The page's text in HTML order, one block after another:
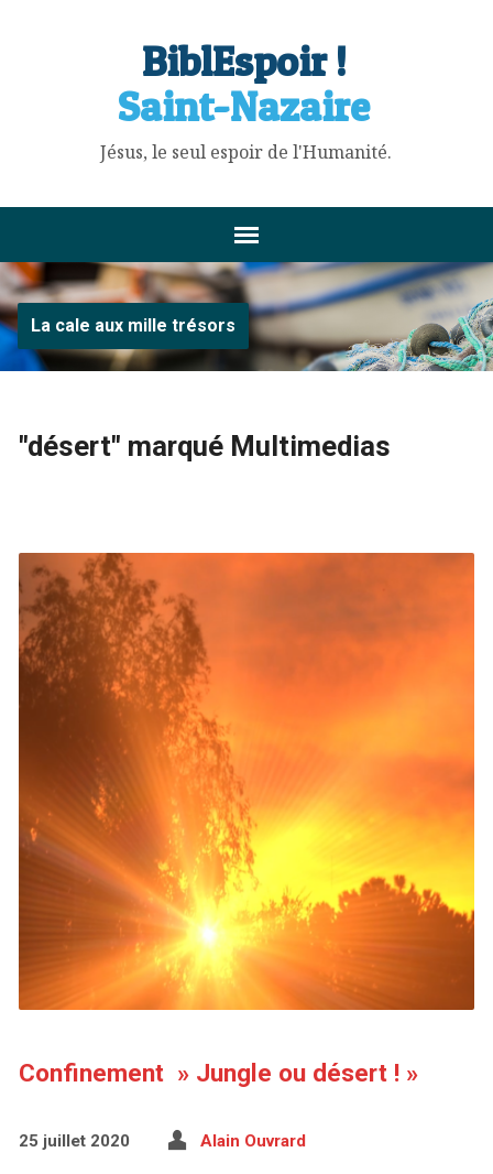
BiblEspoir !
Saint-Nazaire
Jésus, le seul espoir de l'Humanité.
La cale aux mille trésors
"désert" marqué Multimedias
Confinement » Jungle ou désert ! »
25 juillet 2020 Alain Ouvrard